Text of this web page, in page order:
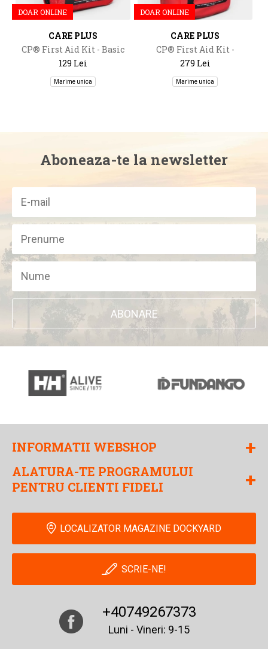
DOAR ONLINE
CARE PLUS
CP® First Aid Kit - Basic
129 Lei
Marime unica
DOAR ONLINE
CARE PLUS
CP® First Aid Kit -
Waterproof
279 Lei
Marime unica
Aboneaza-te la newsletter
ABONARE
INFORMATII WEBSHOP +
ALATURA-TE PROGRAMULUI
PENTRU CLIENTI FIDELI
+
LOCALIZATOR MAGAZINE DOCKYARD
+40749267373
Luni - Vineri: 9-15
SCRIE-NE!